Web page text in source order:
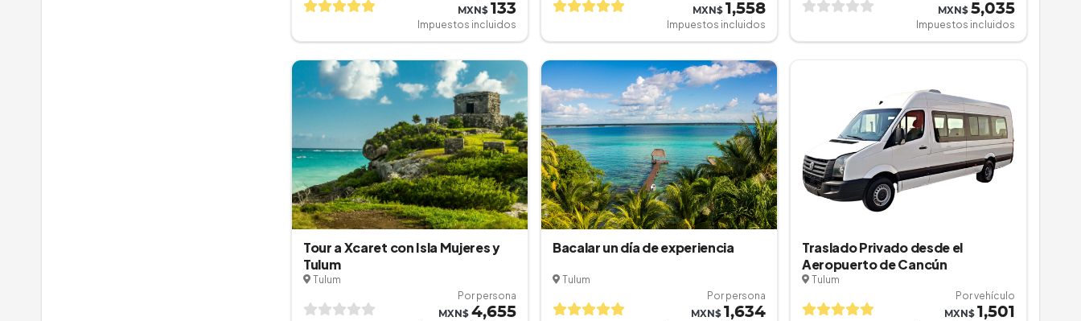
MXN$ 133
Impuestos incluidos
MXN$ 1,558
Impuestos incluidos
MXN$ 5,035
Impuestos incluidos
Tour a Xcaret con Isla Mujeres y
Tulum
Tulum
Por persona
MXN$ 4,655
Bacalar un día de experiencia
Tulum
Por persona
MXN$ 1,634
Traslado Privado desde el
Aeropuerto de Cancún
Tulum
Por vehículo
MXN$ 1,501